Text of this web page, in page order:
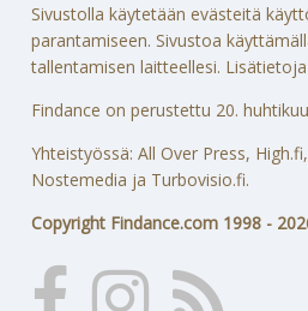
Sivustolla käytetään evästeitä
parantamiseen. Sivustoa
tallentamisen laitteellesi.
Findance on perustettu 20.
Yhteistyössä: All Over Press,
Nostemedia ja Turbovisio.fi.
Copyright Findance.com 1998 -